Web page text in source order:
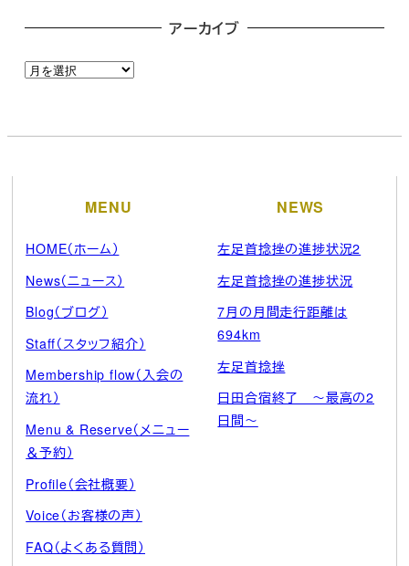
アーカイブ
ア
イ
MENU
HOME（ホーム）
News（ニュース）
Blog（ブログ）
Staff（スタッフ紹介）
Membership flow（入会の
流れ）
Menu & Reserve（メニュー
＆予約）
Profile（会社概要）
Voice（お客様の声）
FAQ（よくある質問）
NEWS
左足首捻挫の進捗状況2
左足首捻挫の進捗状況
7月の月間走行距離は
694km
左足首捻挫
日田合宿終了 ～最高の2
日間～